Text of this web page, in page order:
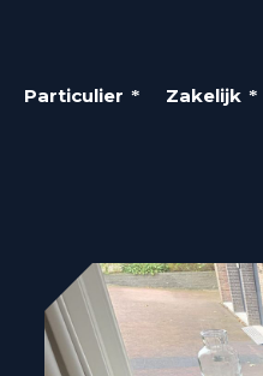
Particulier Zakelijk